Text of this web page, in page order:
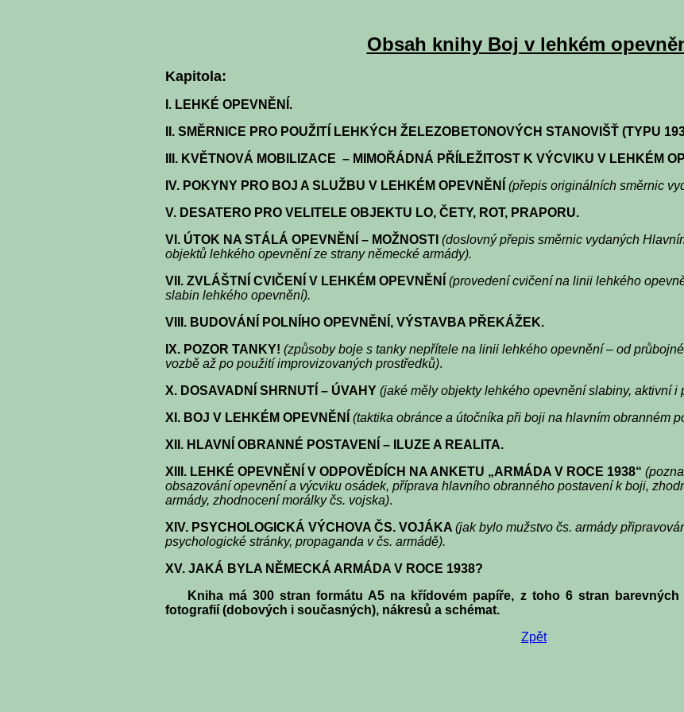
Obsah knihy Boj v lehkém
Kapitola:
I. LEHKÉ OPEVNĚNÍ .
II. SMĚRNICE PRO POUŽITÍ LEHKÝCH ŽELEZOBETONOVÝCH STANOVIŠŤ (TYPU
III. KVĚTNOVÁ MOBILIZACE – MIMOŘÁDNÁ PŘÍLEŽITOST K VÝCVIKU V LEHKÉM
IV. POKYNY PRO BOJ A SLUŽBU V LEHKÉM OPEVNĚNÍ
(přepis originálních směrnic
V. DESATERO PRO VELITELE OBJEKTU LO, ČETY, ROT, PRAPORU.
VI. ÚTOK NA STÁLÁ OPEVNĚNÍ – MOŽNOSTI (doslovný přepis směrnic vydaných
objektů lehkého opevnění ze strany německé armády).
VII. ZVLÁŠTNÍ CVIČENÍ V LEHKÉM OPEVNĚNÍ
(provedení cvičení na linii lehkého
slabin lehkého opevnění).
VIII. BUDOVÁNÍ POLNÍHO OPEVNĚNÍ, VÝSTAVBA PŘEKÁŽEK.
IX. POZOR TANKY! (způsoby boje s tanky nepřítele na linii lehkého opevnění – od
vozbě až po použití improvizovaných prostředků).
X. DOSAVADNÍ SHRNUTÍ – ÚVAHY (jaké měly objekty lehkého opevnění slabiny, aktivní i
XI . BOJ V LEHKÉM OPEVNĚNÍ (taktika obránce a útočníka při boji na hlavním obranném
XII. HLAVNÍ OBRANNÉ POSTAVENÍ – ILUZE A REALITA.
XIII. LEHKÉ OPEVNĚNÍ V ODPOVĚDÍCH NA ANKETU „ARMÁDA V ROCE 1938“
obsazování opevnění a výcviku osádek, příprava hlavního obranného postavení k boji,
armády, zhodnocení morálky čs. vojska).
XIV. PSYCHOLOGICKÁ VÝCHOVA ČS. VOJÁKA (jak bylo mužstvo čs. armády
psychologické stránky, propaganda v čs. armádě).
XV. JAKÁ BYLA NĚMECKÁ ARMÁDA V ROCE 1938?
Kniha má 300 stran formátu A5 na křídovém papíře, z toho 6 stran barevných
fotografií (dobových i současných), nákresů a schémat.
Zpět